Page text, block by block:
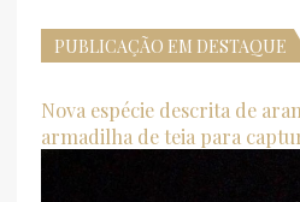
PUBLICAÇÃO EM DESTAQUE
Nova espécie descrita de
armadilha de teia para